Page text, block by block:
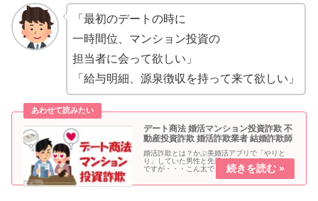
「最初のデートの時に
一時間位、マンション投資の
担当者に会って欲しい」
「給与明細、源泉徴収を持って来て欲しい」
デート商法 婚活マンション投資詐欺 不
動産投資詐欺 婚活詐欺業者 結婚詐欺師
婚活詐欺とは？かぶ美婚活アプリで「やりと
り」していた男性と先日、初めてお会いしたの
ですが・・・こん太で、結果はどうだった？か
ぶ美婚活マンション投資詐欺の男性営業マンで
した。えふ子あちゃ～迷惑な話ね。国民生活セ